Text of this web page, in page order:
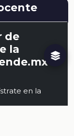
de
la
en la